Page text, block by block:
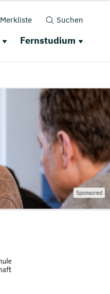
Merkliste Suchen
Fernstudium
Sponsored